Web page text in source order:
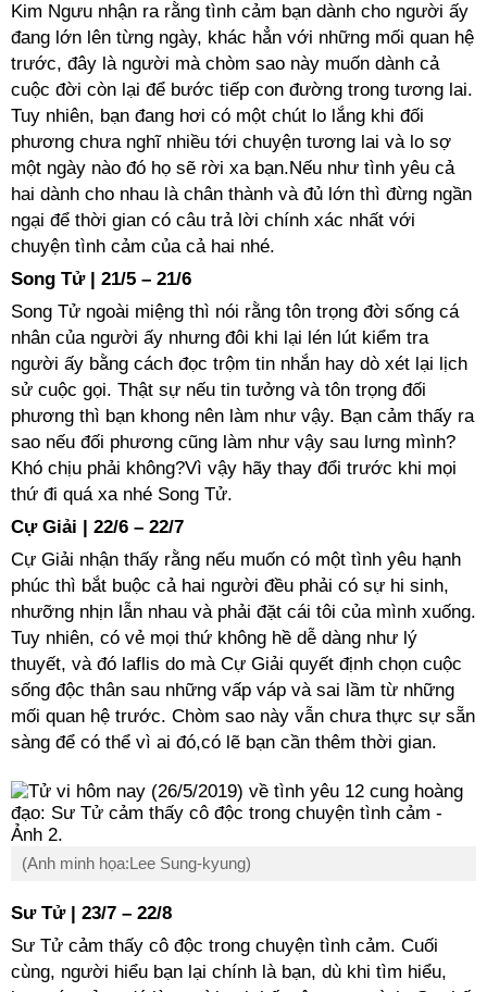
Kim Ngưu nhận ra rằng tình cảm bạn dành cho người ấy
đang lớn lên từng ngày, khác hẳn với những mối quan hệ
trước, đây là người mà chòm sao này muốn dành cả
cuộc đời còn lại để bước tiếp con đường trong tương lai.
Tuy nhiên, bạn đang hơi có một chút lo lắng khi đối
phương chưa nghĩ nhiều tới chuyện tương lai và lo sợ
một ngày nào đó họ sẽ rời xa bạn.Nếu như tình yêu cả
hai dành cho nhau là chân thành và đủ lớn thì đừng ngần
ngại để thời gian có câu trả lời chính xác nhất với
chuyện tình cảm của cả hai nhé.
Song Tử | 21/5 – 21/6
Song Tử ngoài miệng thì nói rằng tôn trọng đời sống cá
nhân của người ấy nhưng đôi khi lại lén lút kiểm tra
người ấy bằng cách đọc trộm tin nhắn hay dò xét lại lịch
sử cuộc gọi. Thật sự nếu tin tưởng và tôn trọng đối
phương thì bạn khong nên làm như vậy. Bạn cảm thấy ra
sao nếu đối phương cũng làm như vậy sau lưng mình?
Khó chịu phải không?Vì vậy hãy thay đổi trước khi mọi
thứ đi quá xa nhé Song Tử.
Cự Giải | 22/6 – 22/7
Cự Giải nhận thấy rằng nếu muốn có một tình yêu hạnh
phúc thì bắt buộc cả hai người đều phải có sự hi sinh,
nhưỡng nhịn lẫn nhau và phải đặt cái tôi của mình xuống.
Tuy nhiên, có vẻ mọi thứ không hề dễ dàng như lý
thuyết, và đó laflis do mà Cự Giải quyết định chọn cuộc
sống độc thân sau những vấp váp và sai lầm từ những
mối quan hệ trước. Chòm sao này vẫn chưa thực sự sẵn
sàng để có thể vì ai đó,có lẽ bạn cần thêm thời gian.
(Anh minh họa:Lee Sung-kyung)
Sư Tử | 23/7 – 22/8
Sư Tử cảm thấy cô độc trong chuyện tình cảm. Cuối
cùng, người hiểu bạn lại chính là bạn, dù khi tìm hiểu,